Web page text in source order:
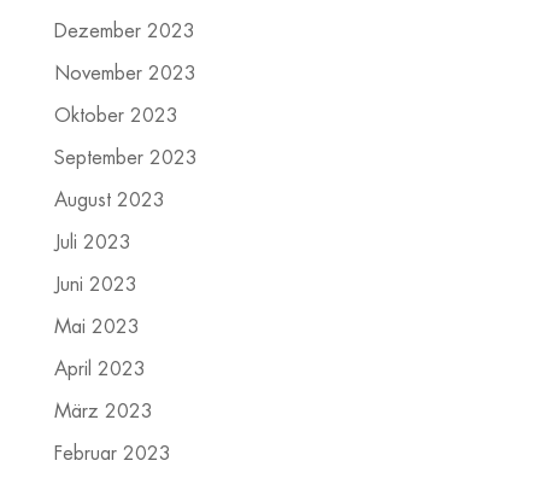
Dezember 2023
November 2023
Oktober 2023
September 2023
August 2023
Juli 2023
Juni 2023
Mai 2023
April 2023
März 2023
Februar 2023